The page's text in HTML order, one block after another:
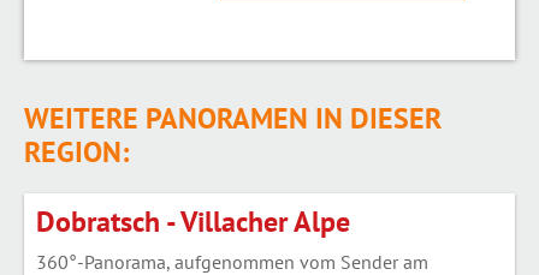
WEITERE PANORAMEN IN DIESER
REGION:
Dobratsch - Villacher Alpe
360°-Panorama, aufgenommen vom Sender am